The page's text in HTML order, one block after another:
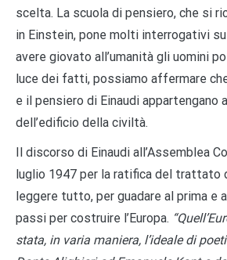
scelta. La scuola di pensiero, che si
in Einstein, pone molti interrogativi
avere giovato all’umanità gli uomini
luce dei fatti, possiamo affermare
e il pensiero di Einaudi appartengano
dell’edificio della civiltà.
Il discorso di Einaudi all’Assemblea
luglio 1947 per la ratifica del trattato
leggere tutto, per guadare al prima e
passi per costruire l’Europa.
stata, in varia maniera, l’ideale di